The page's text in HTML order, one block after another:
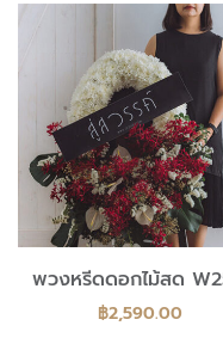
พวงหรีดดอกไม้สด
฿2,590.00